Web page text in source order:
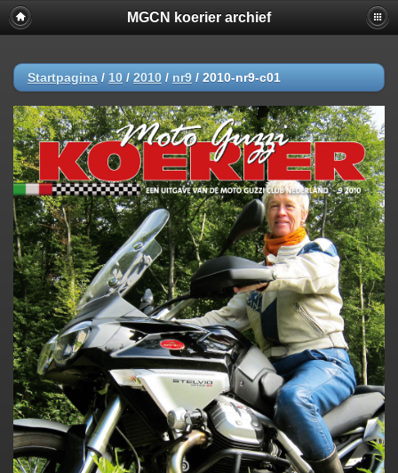
MGCN koerier archief
Startpagina / 10 / 2010 / nr9 / 2010-nr9-c01